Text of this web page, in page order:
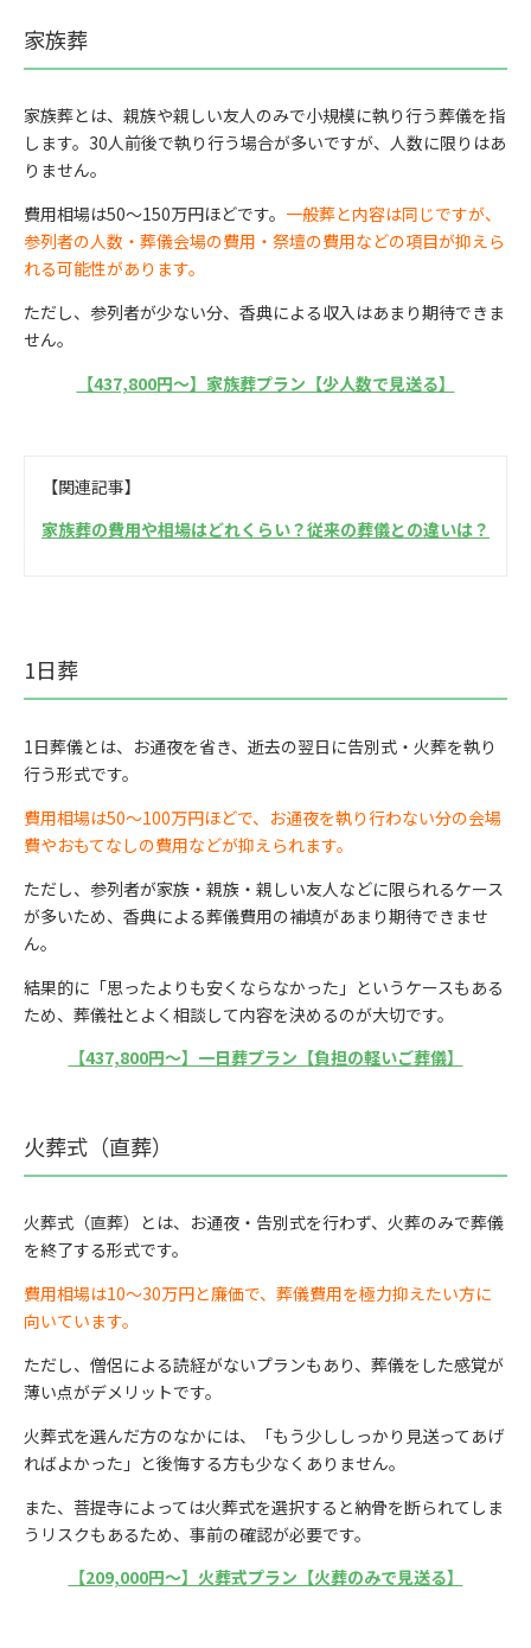
家族葬
家族葬とは、親族や親しい友人のみで小規模に執り行う葬儀を指
します。30人前後で執り行う場合が多いですが、人数に限りはあ
りません。
費用相場は50〜150万円ほどです。 一般葬と内容は同じですが、
参列者の人数・葬儀会場の費用・祭壇の費用などの項目が抑えら
れる可能性があります。
ただし、参列者が少ない分、香典による収入はあまり期待できま
せん。
【437,800円〜】家族葬プラン【少人数で見送る】
【関連記事】
家族葬の費用や相場はどれくらい？従来の葬儀との違いは？
1日葬
1日葬儀とは、お通夜を省き、逝去の翌日に告別式・火葬を執り
行う形式です。
費用相場は50〜100万円ほどで、お通夜を執り行わない分の会場
費やおもてなしの費用などが抑えられます。
ただし、参列者が家族・親族・親しい友人などに限られるケース
が多いため、香典による葬儀費用の補填があまり期待できませ
ん。
結果的に「思ったよりも安くならなかった」というケースもある
ため、葬儀社とよく相談して内容を決めるのが大切です。
【437,800円〜】一日葬プラン【負担の軽いご葬儀】
火葬式（直葬）
火葬式（直葬）とは、お通夜・告別式を行わず、火葬のみで葬儀
を終了する形式です。
費用相場は10〜30万円と廉価で、葬儀費用を極力抑えたい方に
向いています。
ただし、僧侶による読経がないプランもあり、葬儀をした感覚が
薄い点がデメリットです。
火葬式を選んだ方のなかには、「もう少ししっかり見送ってあげ
ればよかった」と後悔する方も少なくありません。
また、菩提寺によっては火葬式を選択すると納骨を断られてしま
うリスクもあるため、事前の確認が必要です。
【209,000円〜】火葬式プラン【火葬のみで見送る】